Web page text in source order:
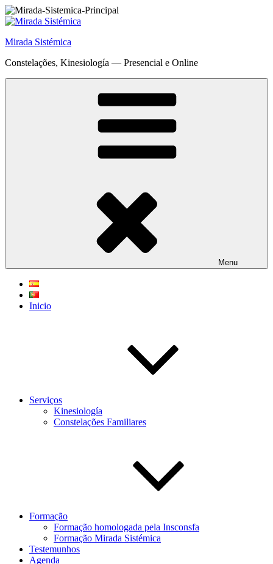
Saltar
para
conteúdo
Mirada Sistémica
Constelações, Kinesiología — Presencial e Online
Menu
Inicio
Serviços
Kinesiología
Constelações Familiares
Formação
Formação homologada pela Insconsfa
Formação Mirada Sistémica
Testemunhos
Agenda